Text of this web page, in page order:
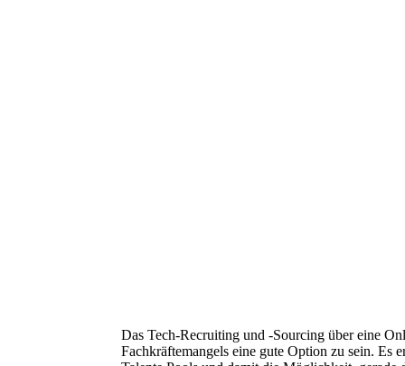
Das Tech-Recruiting und -Sourcing über eine
Fachkräftemangels eine gute Option zu sein. Es